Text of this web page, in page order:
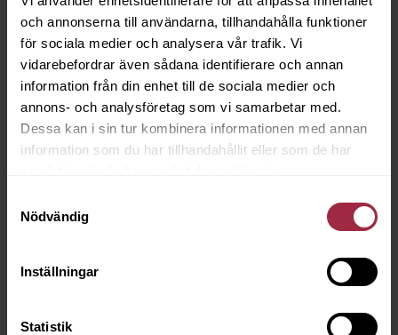
och annonserna till användarna, tillhandahålla funktioner
för sociala medier och analysera vår trafik. Vi
vidarebefordrar även sådana identifierare och annan
information från din enhet till de sociala medier och
annons- och analysföretag som vi samarbetar med.
Dessa kan i sin tur kombinera informationen med annan
information som du har tillhandahållit eller som de har
Nödvändig
Inställningar
Statistik